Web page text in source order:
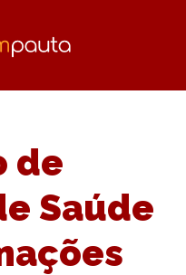
de
Saúde